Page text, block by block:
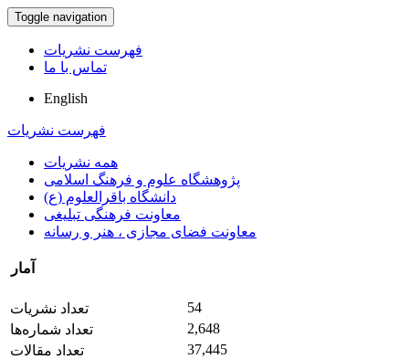
Toggle navigation
فهرست نشریات
تماس با ما
English
فهرست نشریات
همه نشریات
پژوهشگاه علوم و فرهنگ اسلامی
دانشگاه باقرالعلوم (ع)
معاونت فرهنگی تبلیغی
معاونت فضای مجازی ، هنر و رسانه
آمار
تعداد نشریات
54
تعداد شماره‌ها
2,648
تعداد مقالات
37,445